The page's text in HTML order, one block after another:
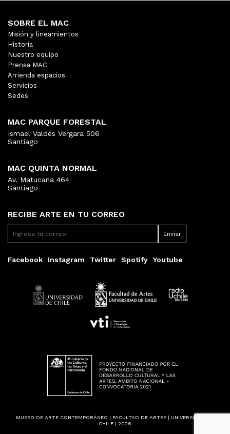
RECIBE ARTE EN TU CORREO
Facebook Instagram Twitter Spotify Youtube
SOBRE EL MAC
Misión y lineamientos
Historia
Nuestro equipo
Prensa MAC
Arrienda espacios
Servicios
Sedes
MAC PARQUE FORESTAL
Ismael Valdés Vergara 506
Santiago
MAC QUINTA NORMAL
Av. Matucana 464
Santiago
MUSEO DE ARTE CONTEMPORÁNEO | FACULTAD DE ARTES | UNIVERSIDAD DE
CHILE | 2026